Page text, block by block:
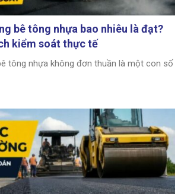
bê tông nhựa bao nhiêu là đạt?
kiểm soát thực tế
tông nhựa không đơn thuần là một con số